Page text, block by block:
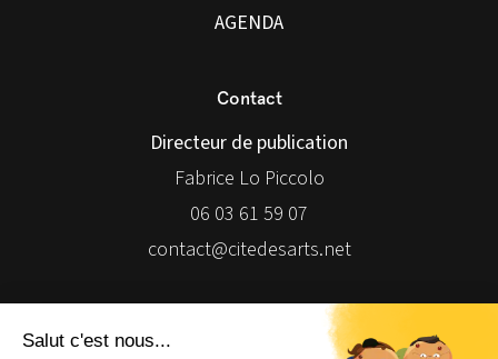
AGENDA
Contact
Directeur de publication
Fabrice Lo Piccolo
06 03 61 59 07
contact@citedesarts.net